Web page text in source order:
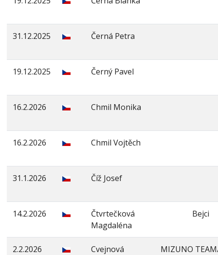
31.12.2025 Černá Petra
19.12.2025 Černý Pavel
16.2.2026 Chmil Monika
16.2.2026 Chmil Vojtěch
31.1.2026 Číž Josef
14.2.2026
Čtvrtečková
Magdaléna
Bejci
2.2.2026
Cvejnová
MIZUNO